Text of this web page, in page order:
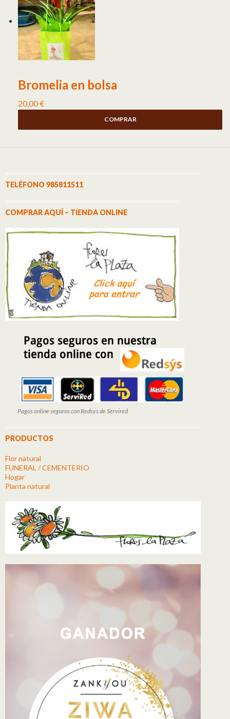
Bromelia en bolsa
20,00€
COMPRAR
TELÉFONO 985811511
COMPRAR AQUÍ – TIENDA ONLINE
Pagos online seguros con Redsys de Servired
PRODUCTOS
Flor natural
FUNERAL / CEMENTERIO
Hogar
Planta natural